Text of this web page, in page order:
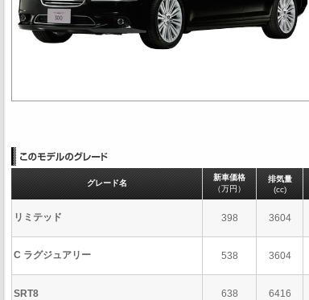
グレード名
新車価格
（万円）
排気量
(cc)
リミテッド 398 3604
C ラグジュアリー 538 3604
SRT8 638 6416